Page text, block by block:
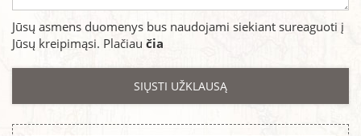
Jūsų asmens duomenys bus naudojami siekiant sureaguoti į
Jūsų kreipimąsi. Plačiau čia